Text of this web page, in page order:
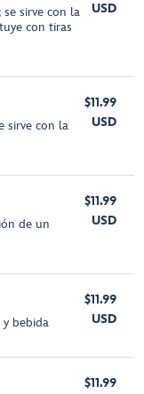
sirve con la
con tiras
USD
sirve con la
$11.99
USD
de un
$11.99
USD
bebida
$11.99
USD
$11.99